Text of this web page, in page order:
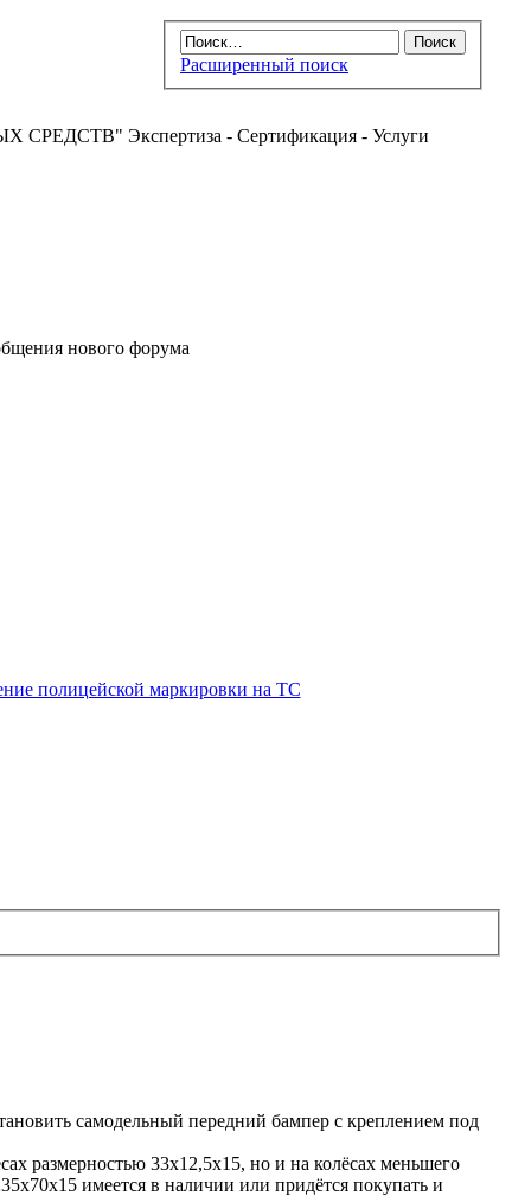
Расширенный поиск
Экспертиза - Сертификация - Услуги
нового форума
полицейской маркировки на ТС
самодельный передний бампер с креплением под
размерностью 33х12,5х15, но и на колёсах меньшего
имеется в наличии или придётся покупать и